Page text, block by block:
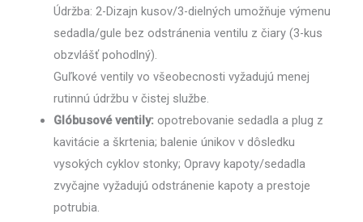
Údržba: 2-Dizajn kusov/3-dielných umožňuje výmenu
sedadla/gule bez odstránenia ventilu z čiary (3-kus
obzvlášť pohodlný).
Guľkové ventily vo všeobecnosti vyžadujú menej
rutinnú údržbu v čistej službe.
Glóbusové ventily: opotrebovanie sedadla a plug z
kavitácie a škrtenia; balenie únikov v dôsledku
vysokých cyklov stonky; Opravy kapoty/sedadla
zvyčajne vyžadujú odstránenie kapoty a prestoje
potrubia.